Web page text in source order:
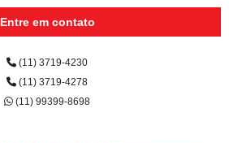
Entre em contato
(11) 3719-4230
(11) 3719-4278
(11) 99399-8698